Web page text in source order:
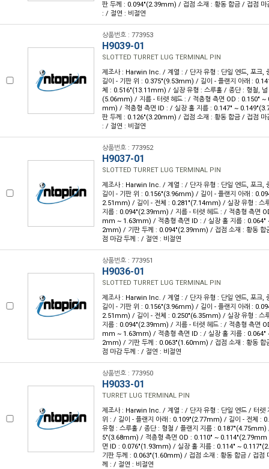
판 두께 : 0.094"(2.39mm) / 접점 소재 : 황동 합금 / 접점 마
: / 절연 : 비절연
상품번호 : 773953
H9039-01
SLOTTED TURRET LUG TERMINAL PIN
제조사 : Harwin Inc. / 계열 : / 단자 유형 : 단일 엔드, 포크,
길이 - 기판 위 : 0.375"(9.53mm) / 길이 - 플랜지 아래 :
체 : 0.516"(13.11mm) / 실장 유형 : 스루홀 / 종단 : 형철,
(5.06mm) / 지름 - 터렛 헤드 : / 적층형 측면 OD : 0.150"
mm) / 적층형 측면 ID : / 실장 홀 지름 : 0.147" ~
판 두께 : 0.126"(3.20mm) / 접점 소재 : 황동 합금 / 접점 마
: / 절연 : 비절연
상품번호 : 773952
H9037-01
SLOTTED TURRET LUG TERMINAL PIN
제조사 : Harwin Inc. / 계열 : / 단자 유형 : 단일 엔드, 포크,
길이 - 기판 위 : 0.156"(3.96mm) / 길이 - 플랜지 아래 :
2.51mm) / 길이 - 전체 : 0.281"(7.14mm) / 실장 유형 : 스
지름 : 0.094"(2.39mm) / 지름 - 터렛 헤드 : / 적층형 측면
mm ~ 1.63mm) / 적층형 측면 ID : / 실장 홀 지름 :
2mm) / 기판 두께 : 0.094"(2.39mm) / 접점 소재 : 황동 합
점 마감 두께 : / 절연 : 비절연
상품번호 : 773951
H9036-01
SLOTTED TURRET LUG TERMINAL PIN
제조사 : Harwin Inc. / 계열 : / 단자 유형 : 단일 엔드, 포크,
길이 - 기판 위 : 0.156"(3.96mm) / 길이 - 플랜지 아래 :
2.51mm) / 길이 - 전체 : 0.250"(6.35mm) / 실장 유형 : 스
지름 : 0.094"(2.39mm) / 지름 - 터렛 헤드 : / 적층형 측면
mm ~ 1.63mm) / 적층형 측면 ID : / 실장 홀 지름 :
2mm) / 기판 두께 : 0.063"(1.60mm) / 접점 소재 : 황동 합
점 마감 두께 : / 절연 : 비절연
상품번호 : 773950
H9033-01
TURRET LUG TERMINAL PIN
제조사 : Harwin Inc. / 계열 : / 단자 유형 : 단일 엔드 / 터렛
위 : / 길이 - 플랜지 아래 : 0.109"(2.77mm) / 길이 - 전체 :
유형 : 스루홀 / 종단 : 형철 / 플랜지 지름 : 0.187"(4.75mm)
5"(3.68mm) / 적층형 측면 OD : 0.110" ~
면 ID : 0.076"(1.93mm) / 실장 홀 지름 : 0.114" ~
기판 두께 : 0.063"(1.60mm) / 접점 소재 : 황동 합금 / 접점
께 : / 절연 : 비절연